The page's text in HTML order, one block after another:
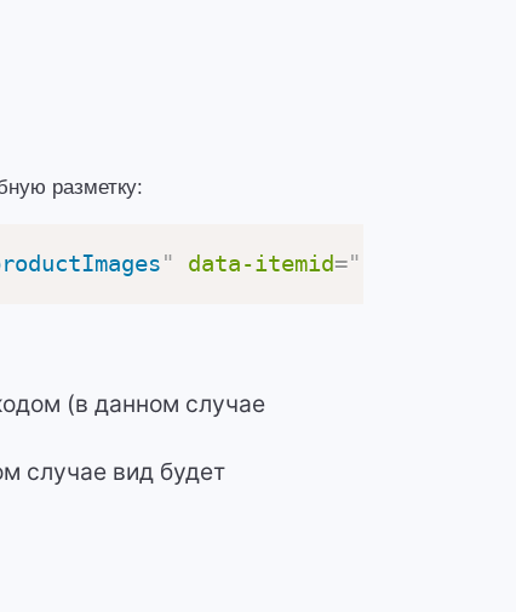
разметку:
" data-itemid="
(в данном случае
случае вид будет